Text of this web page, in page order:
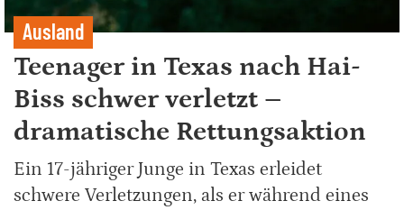
Ausland
Teenager in Texas nach Hai-
Biss schwer verletzt –
dramatische Rettungsaktion
Ein 17-jähriger Junge in Texas erleidet
schwere Verletzungen, als er während eines